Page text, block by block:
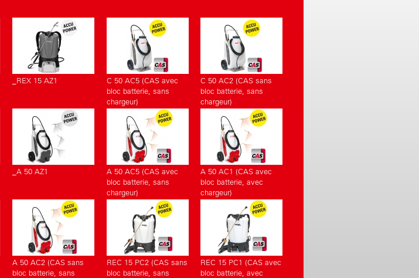
_REX 15 AZ1
C 50 AC5 (CAS avec
bloc batterie, sans
chargeur)
C 50 AC2 (CAS sans
bloc batterie, sans
chargeur)
_A 50 AZ1
A 50 AC5 (CAS avec
bloc batterie, sans
chargeur)
A 50 AC1 (CAS avec
bloc batterie, avec
chargeur)
A 50 AC2 (CAS sans
bloc batterie, sans
REC 15 PC2 (CAS sans
bloc batterie, sans
REC 15 PC1 (CAS avec
bloc batterie, avec